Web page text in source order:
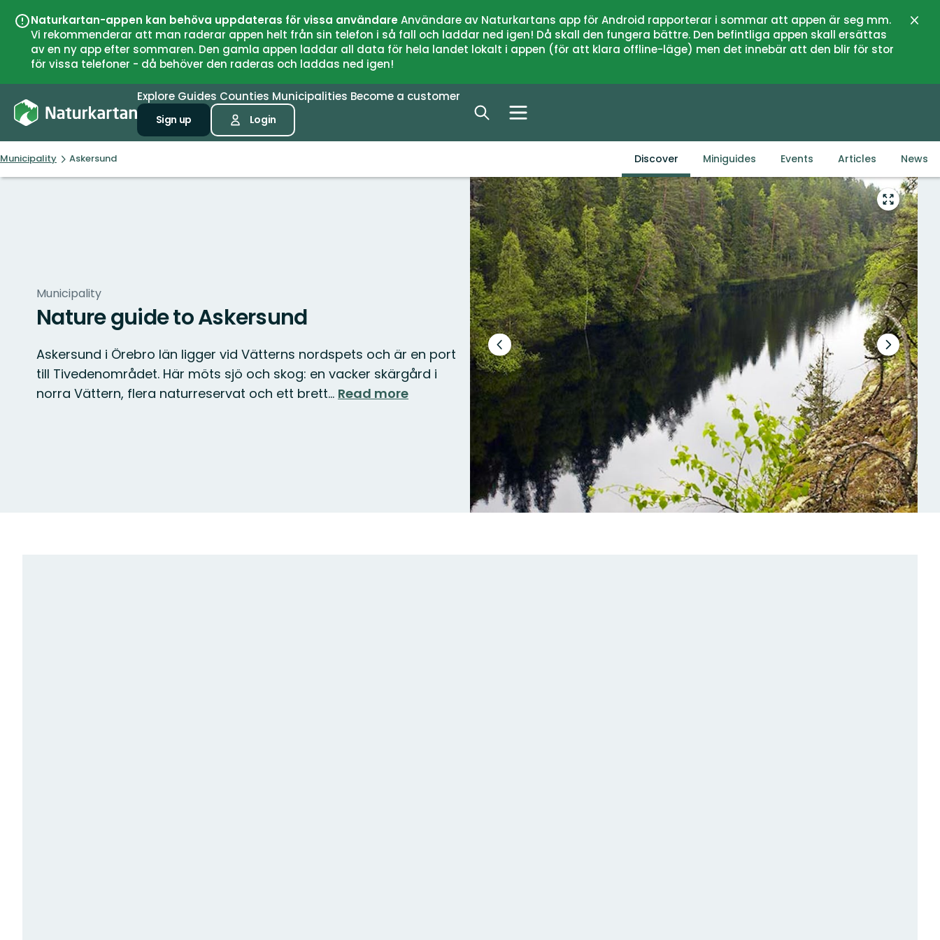
Naturkartan-appen kan behöva uppdateras för vissa användareAnvändare av Naturkartans app för Android rapporterar i sommar att appen är seg mm.
Vi rekommenderar att man raderar appen helt från sin telefon i så fall och laddar ned igen! Då skall den fungera bättre. Den befintliga appen skall ersättas
av en ny app efter sommaren. Den gamla appen laddar all data för hela landet lokalt i appen (för att klara offline-läge) men det innebär att den blir för stor
för vissa telefoner - då behöver den raderas och laddas ned igen!
Close
Explore Guides Counties Municipalities Become a customer
Sign up Login
Municipality Askersund Discover Miniguides Events Articles News
Municipality
Nature guide to Askersund
Askersund i Örebro län ligger vid Vätterns nordspets och är en port
till Tivedenområdet. Här möts sjö och skog: en vacker skärgård i
norra Vättern, flera naturreservat och ett brett… Read more
Enter
fullscreen
Previous
slide
Next
slide